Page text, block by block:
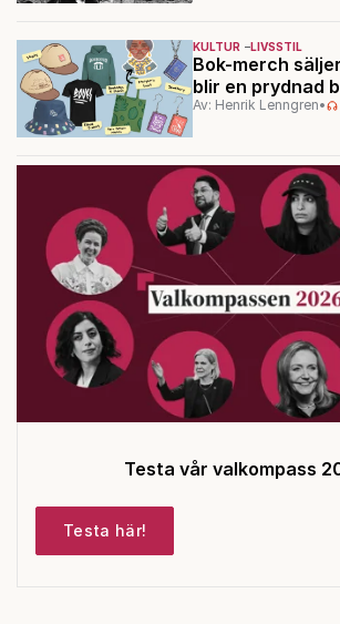
KULTUR LIVSSTIL
Bok-merch
blir en prydnad
Av: Henrik Lenngren•
Testa vår valkompass
Testa här!